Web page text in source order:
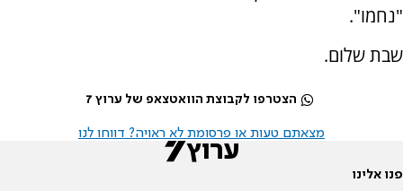
"נחמו".
שבת שלום.
הצטרפו לקבוצת הוואטצאפ של ערוץ 7
מצאתם טעות או פרסומת לא ראויה? דווחו לנו
פנו אלינו